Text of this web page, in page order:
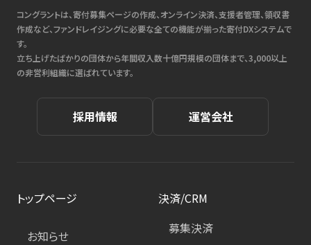
コングラントは、寄付募集ページの作成、オンライン決済、支援者管理、領収書
作成など、ファンドレイジングに必要な全ての機能が揃った寄付DXシステムで
す。
立ち上げたばかりの団体から年間収入数十億円規模の団体まで、3,000以上
の非営利組織に選ばれています。
採用情報 運営会社
トップページ
お知らせ
決済/CRM
募集決済